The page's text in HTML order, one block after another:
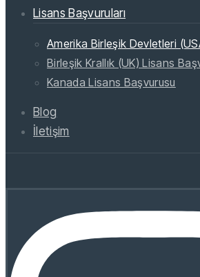
Lisans Başvuruları
Amerika Birleşik Devletleri
Birleşik Krallık (UK) Lisans
Kanada Lisans Başvurusu
Blog
İletişim